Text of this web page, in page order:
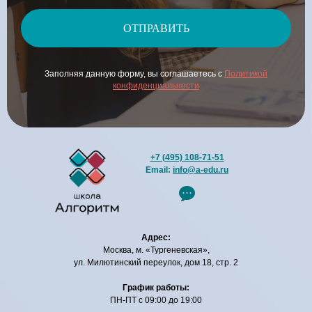
ОТПРАВИТЬ
Заполняя данную форму, вы соглашаетесь с Политикой
конфиденциальности
Адрес:
Москва, м. «Тургеневская»,
ул. Милютинский переулок, дом 18, стр. 2
График работы:
ПН-ПТ с 09:00 до 19:00
+7 (495) 108-71-51
Email: info@a-edu.ru